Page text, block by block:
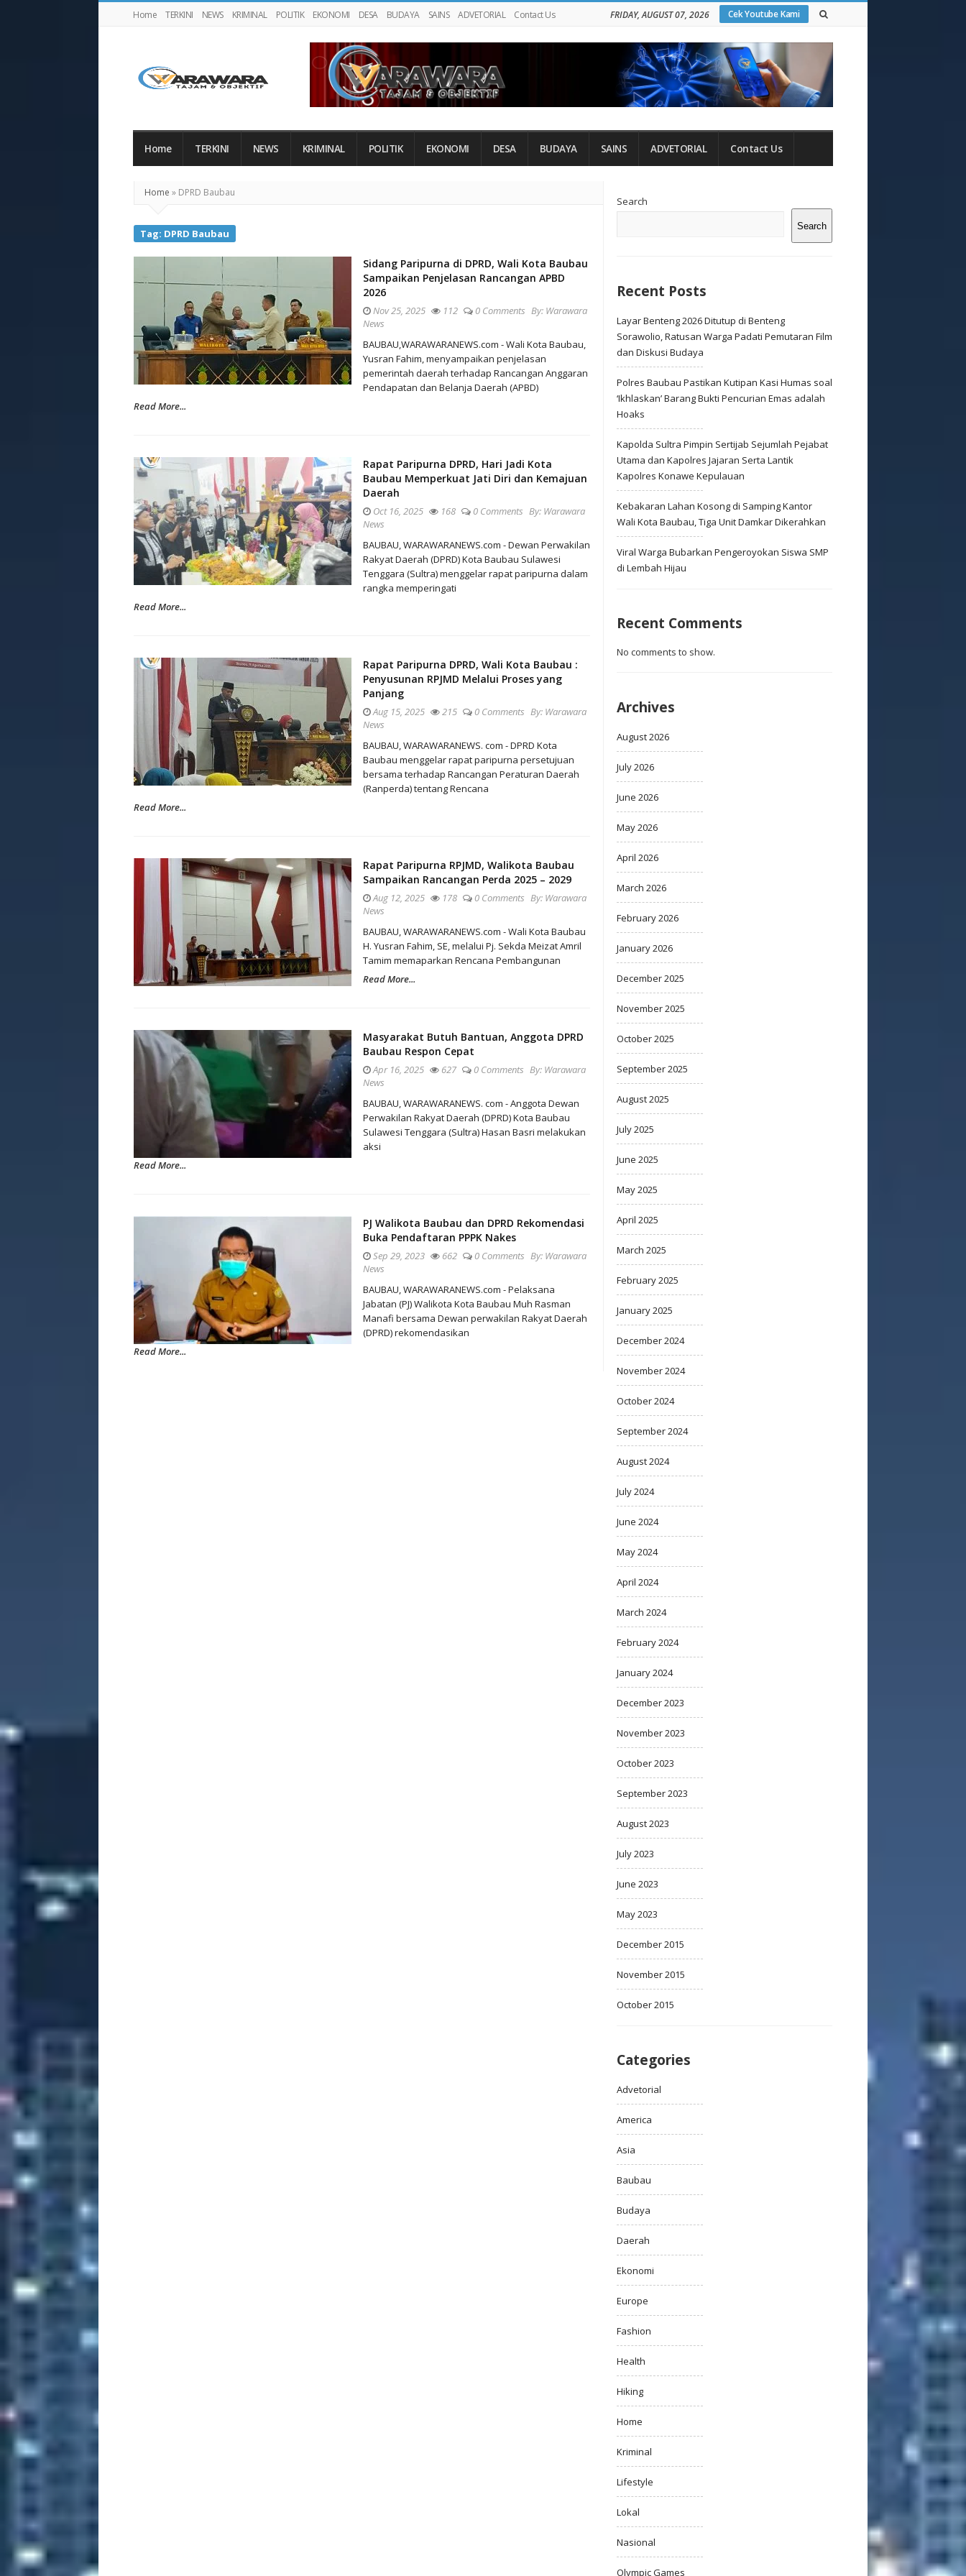
Home TERKINI NEWS KRIMINAL POLITIK EKONOMI DESA BUDAYA SAINS ADVETORIAL Contact Us Cek Youtube Kami
FRIDAY, AUGUST 07, 2026
Home TERKINI NEWS KRIMINAL POLITIK EKONOMI DESA BUDAYA SAINS ADVETORIAL Contact Us
Home » DPRD Baubau
Tag: DPRD Baubau
Sidang Paripurna di DPRD, Wali Kota Baubau
Sampaikan Penjelasan Rancangan APBD
2026
Nov 25, 2025 112 0 Comments By: Warawara
News
BAUBAU,WARAWARANEWS.com - Wali Kota Baubau,
Yusran Fahim, menyampaikan penjelasan
pemerintah daerah terhadap Rancangan Anggaran
Pendapatan dan Belanja Daerah (APBD)
Read More...
Rapat Paripurna DPRD, Hari Jadi Kota
Baubau Memperkuat Jati Diri dan Kemajuan
Daerah
Oct 16, 2025 168 0 Comments By: Warawara
News
BAUBAU, WARAWARANEWS.com - Dewan Perwakilan
Rakyat Daerah (DPRD) Kota Baubau Sulawesi
Tenggara (Sultra) menggelar rapat paripurna dalam
rangka memperingati
Read More...
Rapat Paripurna DPRD, Wali Kota Baubau :
Penyusunan RPJMD Melalui Proses yang
Panjang
Aug 15, 2025 215 0 Comments By: Warawara
News
BAUBAU, WARAWARANEWS. com - DPRD Kota
Baubau menggelar rapat paripurna persetujuan
bersama terhadap Rancangan Peraturan Daerah
(Ranperda) tentang Rencana
Read More...
Rapat Paripurna RPJMD, Walikota Baubau
Sampaikan Rancangan Perda 2025 – 2029
Aug 12, 2025 178 0 Comments By: Warawara
News
BAUBAU, WARAWARANEWS.com - Wali Kota Baubau
H. Yusran Fahim, SE, melalui Pj. Sekda Meizat Amril
Tamim memaparkan Rencana Pembangunan
Read More...
Masyarakat Butuh Bantuan, Anggota DPRD
Baubau Respon Cepat
Apr 16, 2025 627 0 Comments By: Warawara
News
BAUBAU, WARAWARANEWS. com - Anggota Dewan
Perwakilan Rakyat Daerah (DPRD) Kota Baubau
Sulawesi Tenggara (Sultra) Hasan Basri melakukan
aksi
Read More...
PJ Walikota Baubau dan DPRD Rekomendasi
Buka Pendaftaran PPPK Nakes
Sep 29, 2023 662 0 Comments By: Warawara
News
BAUBAU, WARAWARANEWS.com - Pelaksana
Jabatan (PJ) Walikota Kota Baubau Muh Rasman
Manafi bersama Dewan perwakilan Rakyat Daerah
(DPRD) rekomendasikan
Read More...
Sidebar
Search
Search
Recent Posts
Layar Benteng 2026 Ditutup di Benteng
Sorawolio, Ratusan Warga Padati Pemutaran Film
dan Diskusi Budaya
Polres Baubau Pastikan Kutipan Kasi Humas soal
‘Ikhlaskan’ Barang Bukti Pencurian Emas adalah
Hoaks
Kapolda Sultra Pimpin Sertijab Sejumlah Pejabat
Utama dan Kapolres Jajaran Serta Lantik
Kapolres Konawe Kepulauan
Kebakaran Lahan Kosong di Samping Kantor
Wali Kota Baubau, Tiga Unit Damkar Dikerahkan
Viral Warga Bubarkan Pengeroyokan Siswa SMP
di Lembah Hijau
Recent Comments
No comments to show.
Archives
August 2026
July 2026
June 2026
May 2026
April 2026
March 2026
February 2026
January 2026
December 2025
November 2025
October 2025
September 2025
August 2025
July 2025
June 2025
May 2025
April 2025
March 2025
February 2025
January 2025
December 2024
November 2024
October 2024
September 2024
August 2024
July 2024
June 2024
May 2024
April 2024
March 2024
February 2024
January 2024
December 2023
November 2023
October 2023
September 2023
August 2023
July 2023
June 2023
May 2023
December 2015
November 2015
October 2015
Categories
Advetorial
America
Asia
Baubau
Budaya
Daerah
Ekonomi
Europe
Fashion
Health
Hiking
Home
Kriminal
Lifestyle
Lokal
Nasional
Olympic Games